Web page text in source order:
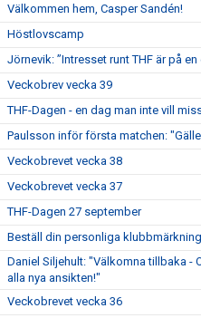
Välkommen hem, Casper Sandén!
Höstlovscamp
Jörnevik: ”Intresset runt THF är på en
Veckobrev vecka 39
THF-Dagen - en dag man inte vill
Paulsson inför första matchen:
Veckobrevet vecka 38
Veckobrevet vecka 37
THF-Dagen 27 september
Beställ din personliga klubbmärkning
Daniel Siljehult: "Välkomna tillbaka -
alla nya ansikten!"
Veckobrevet vecka 36